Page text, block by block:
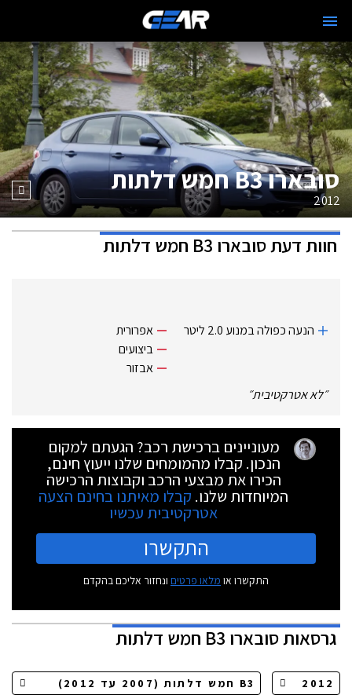
סובארו B3 חמש דלתות
2012
חוות דעתסובארו B3 חמש דלתות
הנעה כפולה במנוע 2.0 ליטר
אפרורית
ביצועים
אבזור
״לא אטרקטיבית״
מעוניינים ברכישת רכב? הגעתם למקום
הנכון. קבלו מהמומחים שלנו ייעוץ חינם,
הכירו את מבצעי הרכב וקבוצות הרכישה
המיוחדות שלנו. קבלו מאיתנו בחינם הצעה
אטרקטיבית עכשיו
התקשרו
התקשרו או מלאו פרטים ונחזור אליכם בהקדם
גרסאותסובארו B3 חמש דלתות